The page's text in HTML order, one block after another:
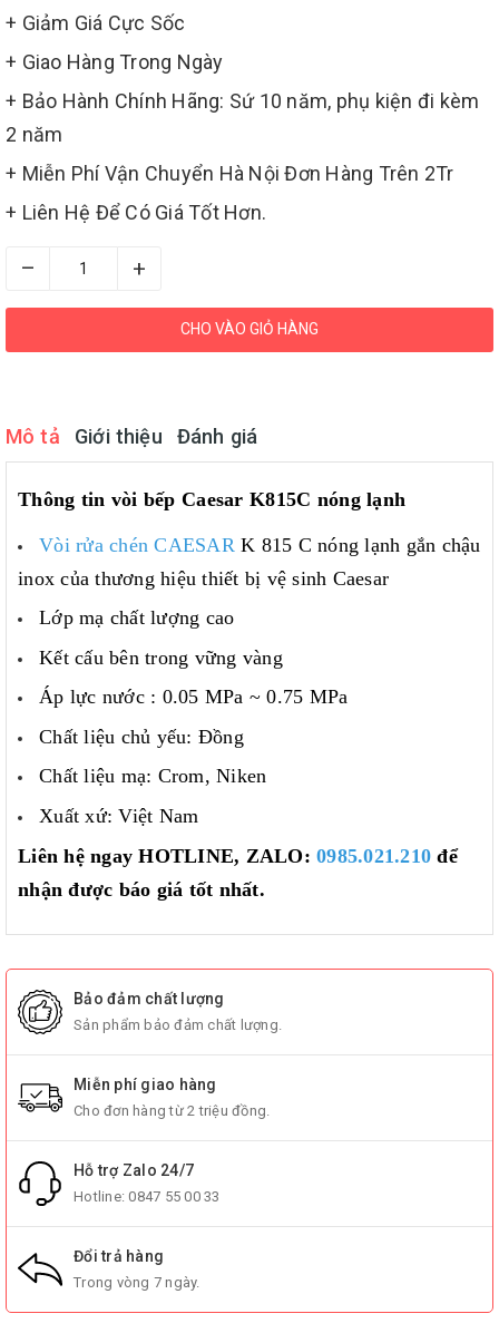
+ Giảm Giá Cực Sốc
+ Giao Hàng Trong Ngày
+ Bảo Hành Chính Hãng: Sứ 10 năm, phụ kiện đi kèm
2 năm
+ Miễn Phí Vận Chuyển Hà Nội Đơn Hàng Trên 2Tr
+ Liên Hệ Để Có Giá Tốt Hơn.
– +
CHO VÀO GIỎ HÀNG
Mô tả Giới thiệu Đánh giá
Thông tin vòi bếp Caesar K815C nóng lạnh
Vòi rửa chén CAESAR K 815 C nóng lạnh gắn chậu
inox của thương hiệu thiết bị vệ sinh Caesar
Lớp mạ chất lượng cao
Kết cấu bên trong vững vàng
Áp lực nước : 0.05 MPa ~ 0.75 MPa
Chất liệu chủ yếu: Đồng
Chất liệu mạ: Crom, Niken
Xuất xứ: Việt Nam
Liên hệ ngay HOTLINE, ZALO: 0985.021.210 để
nhận được báo giá tốt nhất.
Bảo đảm chất lượng
Sản phẩm bảo đảm chất lượng.
Miễn phí giao hàng
Cho đơn hàng từ 2 triệu đồng.
Hỗ trợ Zalo 24/7
Hotline:0847 55 00 33
Đổi trả hàng
Trong vòng 7 ngày.